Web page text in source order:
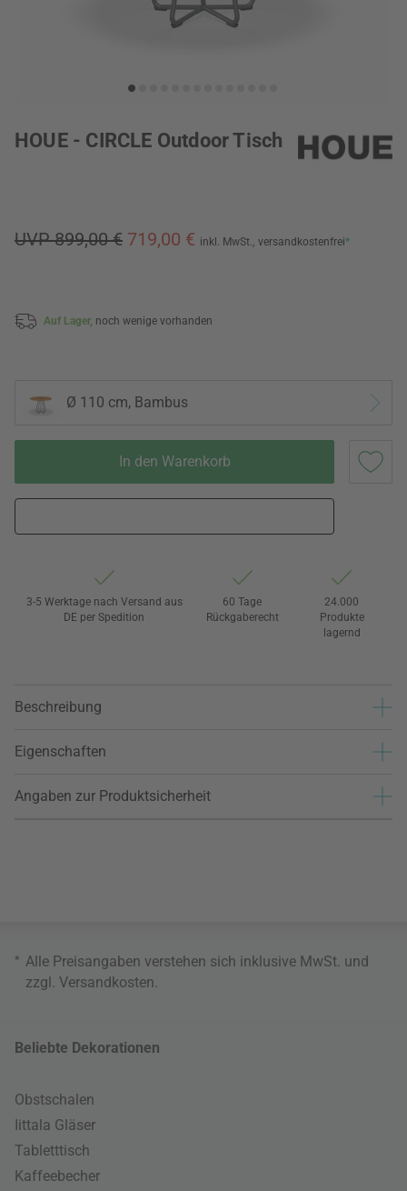
HOUE - CIRCLE Outdoor Tisch
UVP 899,00 € 719,00 € inkl. MwSt., versandkostenfrei*
Auf Lager, noch wenige vorhanden
Ø 110 cm, Bambus
In den Warenkorb
3-5 Werktage nach Versand aus
DE per Spedition
60 Tage
Rückgaberecht
24.000
Produkte
lagernd
Beschreibung
Eigenschaften
Angaben zur Produktsicherheit
* Alle Preisangaben verstehen sich inklusive MwSt. und
zzgl. Versandkosten
Beliebte Dekorationen
Obstschalen
Iittala Gläser
Tabletttisch
Kaffeebecher